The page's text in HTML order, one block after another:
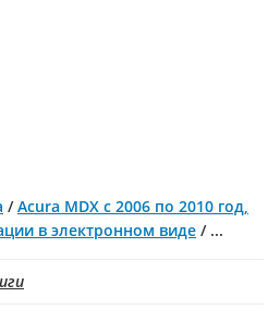
/Acura MDX с 2006 по 2010 год,
в электронном виде / ...